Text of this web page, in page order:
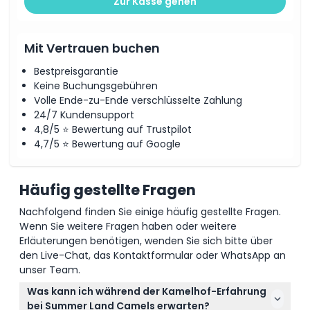
Mit Vertrauen buchen
Bestpreisgarantie
Keine Buchungsgebühren
Volle Ende-zu-Ende verschlüsselte Zahlung
24/7 Kundensupport
4,8/5 ⭐ Bewertung auf Trustpilot
4,7/5 ⭐ Bewertung auf Google
Häufig gestellte Fragen
Nachfolgend finden Sie einige häufig gestellte Fragen.
Wenn Sie weitere Fragen haben oder weitere
Erläuterungen benötigen, wenden Sie sich bitte über
den Live-Chat, das Kontaktformular oder WhatsApp an
unser Team.
Was kann ich während der Kamelhof-Erfahrung
bei Summer Land Camels erwarten?